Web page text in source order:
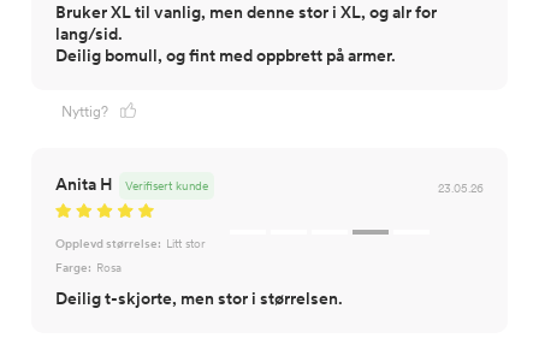
Bruker XL til vanlig, men denne stor i XL, og alr for
lang/sid.
Deilig bomull, og fint med oppbrett på armer.
Nyttig?
Anita H 23.05.26
Verifisert kunde
Opplevd størrelse: Litt stor
Farge: Rosa
Deilig t-skjorte, men stor i størrelsen.